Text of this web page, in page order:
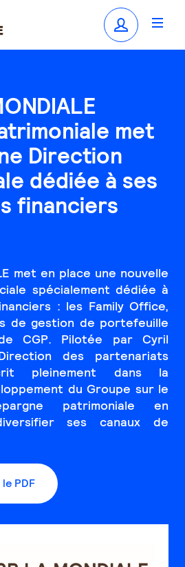
met
Direction
dédiée à ses
financiers
met en place une nouvelle
spécialement dédiée à
: les Family Office,
de gestion de portefeuille
CGP. Pilotée par Cyril
des partenariats
pleinement dans la
du Groupe sur le
patrimoniale en
ses canaux de
PDF